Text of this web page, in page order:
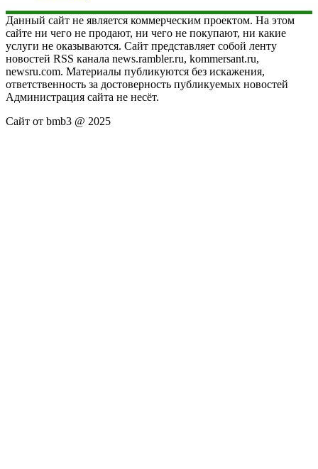
Данный сайт не является коммерческим проектом. На этом
сайте ни чего не продают, ни чего не покупают, ни какие
услуги не оказываются. Сайт представляет собой ленту
новостей RSS канала news.rambler.ru, kommersant.ru,
newsru.com. Материалы публикуются без искажения,
ответственность за достоверность публикуемых новостей
Администрация сайта не несёт.
Сайт от bmb3 @ 2025